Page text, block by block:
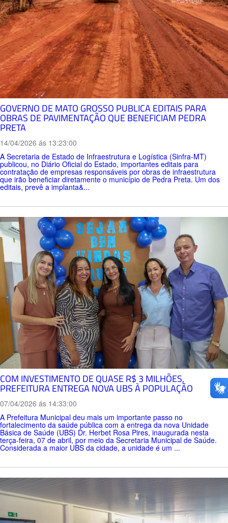
GOVERNO DE MATO GROSSO PUBLICA EDITAIS PARA
OBRAS DE PAVIMENTAÇÃO QUE BENEFICIAM PEDRA
PRETA
14/04/2026 ás 13:23:00
A Secretaria de Estado de Infraestrutura e Logística (Sinfra-MT)
publicou, no Diário Oficial do Estado, importantes editais para
contratação de empresas responsáveis por obras de infraestrutura
que irão beneficiar diretamente o município de Pedra Preta. Um dos
editais, prevê a implanta&...
COM INVESTIMENTO DE QUASE R$ 3 MILHÕES,
PREFEITURA ENTREGA NOVA UBS À POPULAÇÃO
07/04/2026 ás 14:33:00
A Prefeitura Municipal deu mais um importante passo no
fortalecimento da saúde pública com a entrega da nova Unidade
Básica de Saúde (UBS) Dr. Herbet Rosa Pires, inaugurada nesta
terça-feira, 07 de abril, por meio da Secretaria Municipal de Saúde.
Considerada a maior UBS da cidade, a unidade é um ...